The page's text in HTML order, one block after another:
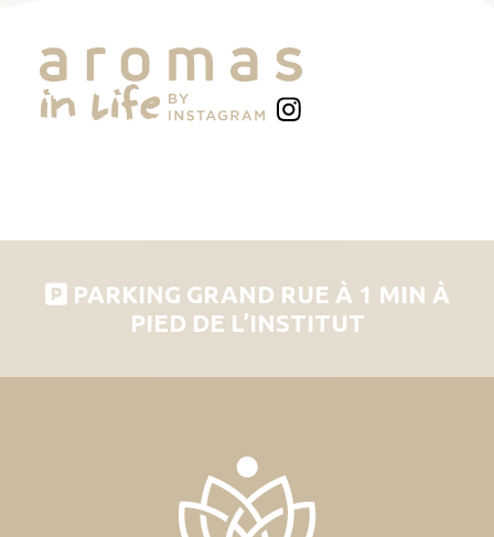
PARKING GRAND RUE À 1 MIN À
PIED DE L’INSTITUT